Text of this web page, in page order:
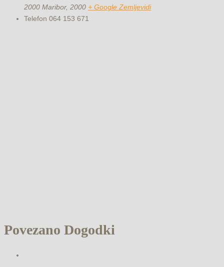
2000 Maribor, 2000 + Google Zemljevidi
Telefon 064 153 671
Povezano Dogodki